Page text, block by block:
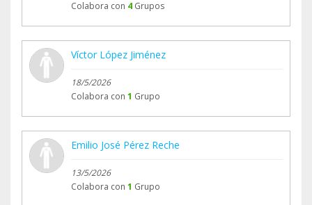
Colabora con 4 Grupos
Víctor López Jiménez
18/5/2026
Colabora con 1 Grupo
Emilio José Pérez Reche
13/5/2026
Colabora con 1 Grupo